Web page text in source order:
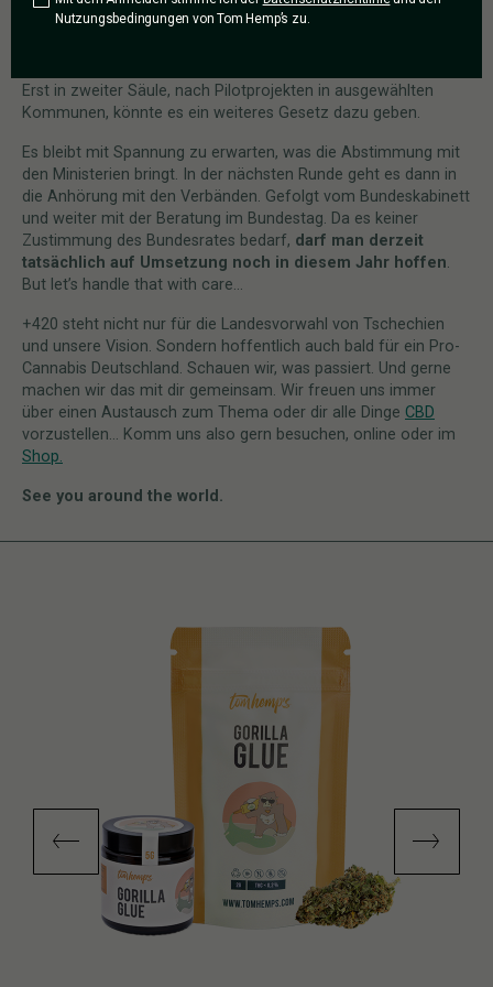
der Konsum in einem Umfeld von mindestens 250 Metern
verboten sein, gleiches gilt für innerhalb der Clubs.
Erst in zweiter Säule, nach Pilotprojekten in ausgewählten
Kommunen, könnte es ein weiteres Gesetz dazu geben.
Es bleibt mit Spannung zu erwarten, was die Abstimmung mit
den Ministerien bringt. In der nächsten Runde geht es dann in
die Anhörung mit den Verbänden. Gefolgt vom Bundeskabinett
und weiter mit der Beratung im Bundestag. Da es keiner
Zustimmung des Bundesrates bedarf, darf man derzeit
tatsächlich auf Umsetzung noch in diesem Jahr hoffen.
But let’s handle that with care…
+420 steht nicht nur für die Landesvorwahl von Tschechien
und unsere Vision. Sondern hoffentlich auch bald für ein Pro-
Cannabis Deutschland. Schauen wir, was passiert. Und gerne
machen wir das mit dir gemeinsam. Wir freuen uns immer
über einen Austausch zum Thema oder dir alle Dinge CBD
vorzustellen… Komm uns also gern besuchen, online oder im
Shop.
See you around the world.
Nutzungsbedingungen von Tom Hemp’s zu.